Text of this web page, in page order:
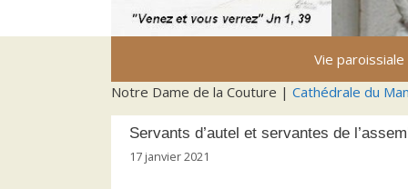
Vie paroissiale
Notre Dame de la Couture | Cathédrale du
Servants d’autel et servantes de
17 janvier 2021